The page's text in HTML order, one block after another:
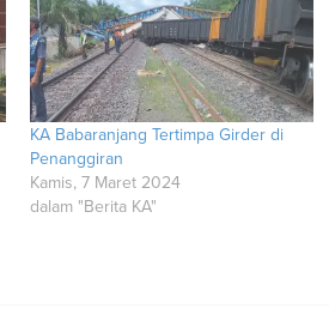
KA Babaranjang Tertimpa Girder di
Penanggiran
Kamis, 7 Maret 2024
dalam "Berita KA"